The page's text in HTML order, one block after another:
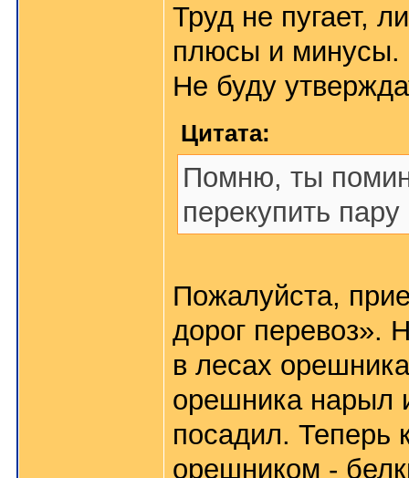
Труд не пугает,
плюсы и минусы.
Не буду
Цитата:
Помню, ты
перекупить пару
Пожалуйста,
дорог перевоз».
в лесах
орешника нарыл
посадил. Теперь
орешником -